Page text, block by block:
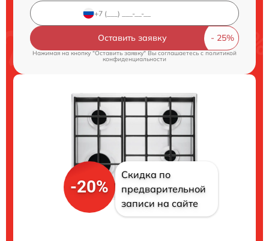
Оставить заявку
Нажимая на кнопку "Оставить заявку" Вы соглашаетесь c политикой
конфиденциальности
-20%
Скидка по
предварительной
записи на сайте